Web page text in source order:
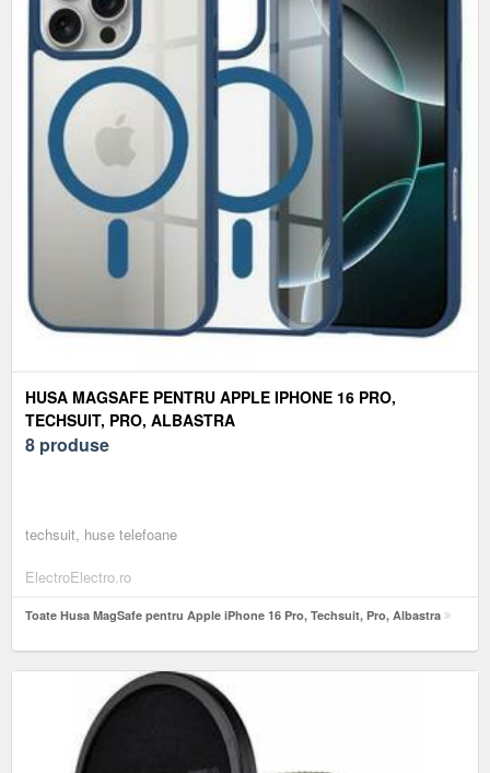
HUSA MAGSAFE PENTRU APPLE IPHONE 16 PRO,
TECHSUIT, PRO, ALBASTRA
8 produse
techsuit, huse telefoane
ElectroElectro.ro
Toate Husa MagSafe pentru Apple iPhone 16 Pro, Techsuit, Pro, Albastra